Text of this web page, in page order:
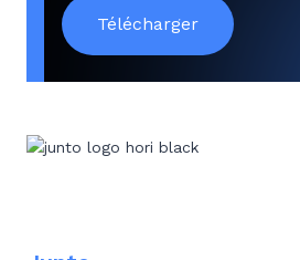
Télécharger